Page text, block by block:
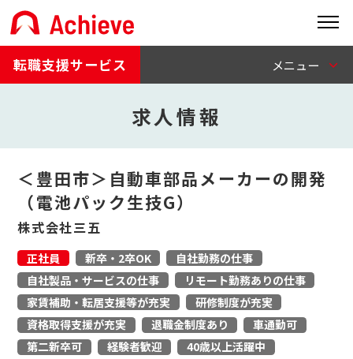
転職支援サービス
求人情報
＜豊田市＞自動車部品メーカーの開発
（電池パック生技G）
株式会社三五
正社員 新卒・2卒OK
自社勤務の仕事
自社製品・サービスの仕事
リモート勤務ありの仕事
家賃補助・転居支援等が充実
研修制度が充実
資格取得支援が充実
退職金制度あり
車通勤可
第二新卒可
経験者歓迎
40歳以上活躍中